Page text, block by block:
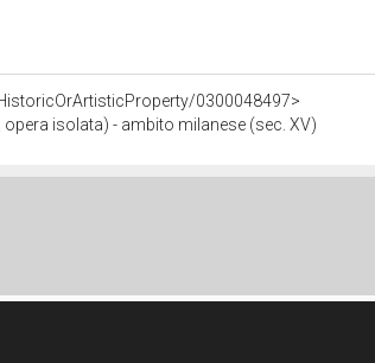
0300048497>
isolata) - ambito milanese (sec. XV)